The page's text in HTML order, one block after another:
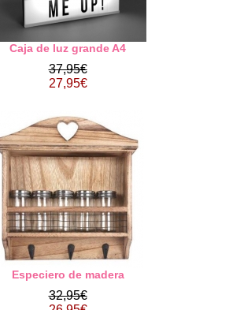
Caja de luz grande A4
37,95€
27,95€
Especiero de madera
32,95€